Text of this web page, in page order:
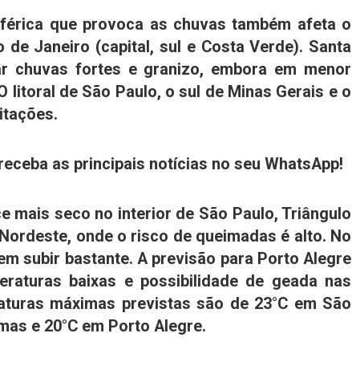
que provoca as chuvas também afeta o
de Janeiro (capital, sul e Costa Verde). Santa
chuvas fortes e granizo, embora em menor
litoral de São Paulo, o sul de Minas Gerais e o
as principais notícias no seu WhatsApp!
mais seco no interior de São Paulo, Triângulo
onde o risco de queimadas é alto. No
subir bastante. A previsão para Porto Alegre
baixas e possibilidade de geada nas
máximas previstas são de 23°C em São
e 20°C em Porto Alegre.